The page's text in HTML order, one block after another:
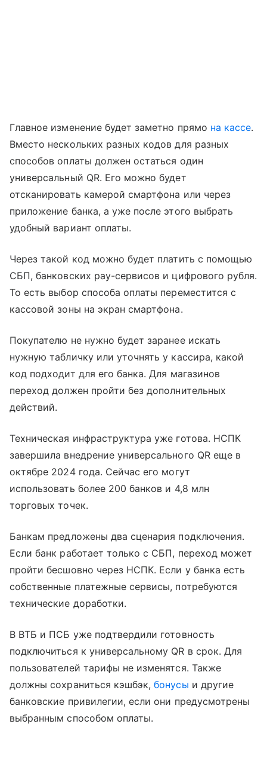
Главное изменение будет заметно прямо на кассе.
Вместо нескольких разных кодов для разных
способов оплаты должен остаться один
универсальный QR. Его можно будет
отсканировать камерой смартфона или через
приложение банка, а уже после этого выбрать
удобный вариант оплаты.
Через такой код можно будет платить с помощью
СБП, банковских pay-сервисов и цифрового рубля.
То есть выбор способа оплаты переместится с
кассовой зоны на экран смартфона.
Покупателю не нужно будет заранее искать
нужную табличку или уточнять у кассира, какой
код подходит для его банка. Для магазинов
переход должен пройти без дополнительных
действий.
Техническая инфраструктура уже готова. НСПК
завершила внедрение универсального QR еще в
октябре 2024 года. Сейчас его могут
использовать более 200 банков и 4,8 млн
торговых точек.
Банкам предложены два сценария подключения.
Если банк работает только с СБП, переход может
пройти бесшовно через НСПК. Если у банка есть
собственные платежные сервисы, потребуются
технические доработки.
В ВТБ и ПСБ уже подтвердили готовность
подключиться к универсальному QR в срок. Для
пользователей тарифы не изменятся. Также
должны сохраниться кэшбэк,бонусы и другие
банковские привилегии, если они предусмотрены
выбранным способом оплаты.